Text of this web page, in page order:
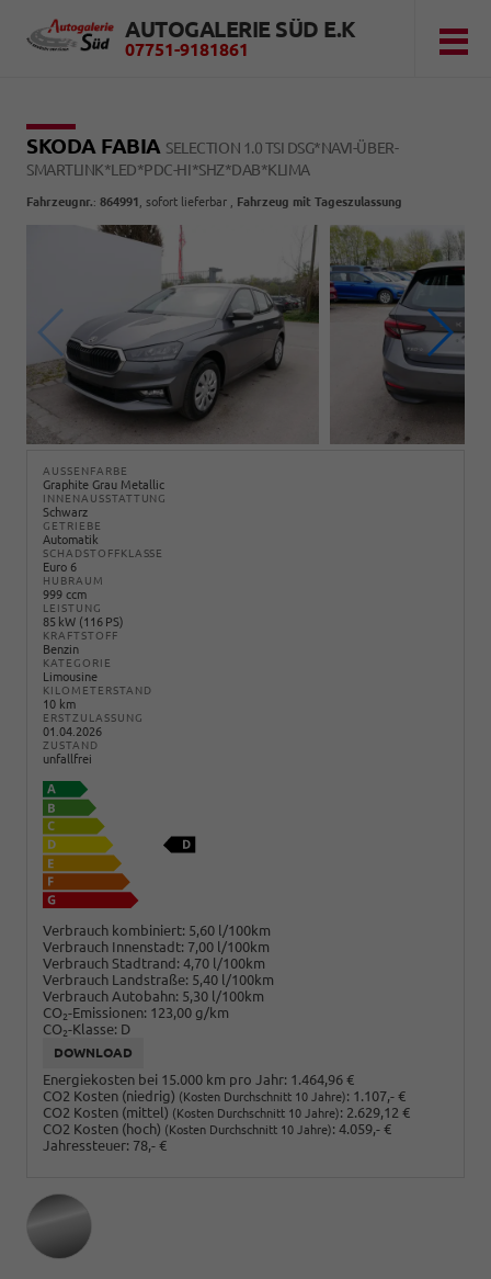
AUTOGALERIE SÜD E.K
07751-9181861
SKODA FABIA SELECTION 1.0 TSI DSG*NAVI-ÜBER-
SMARTLINK*LED*PDC-HI*SHZ*DAB*KLIMA
Fahrzeugnr.: 864991 sofort lieferbar Fahrzeug mit Tageszulassung
AUSSENFARBE
Graphite Grau Metallic
INNENAUSSTATTUNG
Schwarz
GETRIEBE
Automatik
SCHADSTOFFKLASSE
Euro 6
HUBRAUM
999 ccm
LEISTUNG
85 kW (116 PS)
KRAFTSTOFF
Benzin
KATEGORIE
Limousine
KILOMETERSTAND
10 km
ERSTZULASSUNG
01.04.2026
ZUSTAND
unfallfrei
Verbrauch kombiniert: 5,60 l/100km
Verbrauch Innenstadt: 7,00 l/100km
Verbrauch Stadtrand: 4,70 l/100km
Verbrauch Landstraße: 5,40 l/100km
Verbrauch Autobahn: 5,30 l/100km
CO2-Emissionen: 123,00 g/km
CO2-Klasse: D
DOWNLOAD
Energiekosten bei 15.000 km pro Jahr: 1.464,96 €
CO2 Kosten (niedrig) (Kosten Durchschnitt 10 Jahre): 1.107,- €
CO2 Kosten (mittel) (Kosten Durchschnitt 10 Jahre): 2.629,12 €
CO2 Kosten (hoch) (Kosten Durchschnitt 10 Jahre): 4.059,- €
Jahressteuer: 78,- €